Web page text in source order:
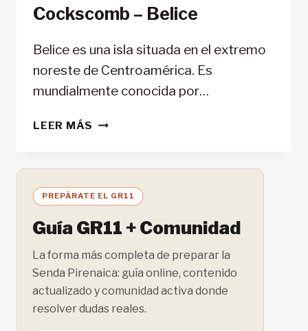
Cockscomb – Belice
Belice es una isla situada en el extremo
noreste de Centroamérica. Es
mundialmente conocida por…
LEER MÁS SENDERISMO
SANTUARIO
DE
VIDA
SILVESTRE
CUENCA
COCKSCOMB
–
BELICE
PREPÁRATE EL GR11
Guía GR11 + Comunidad
La forma más completa de preparar la
Senda Pirenaica: guía online, contenido
actualizado y comunidad activa donde
resolver dudas reales.